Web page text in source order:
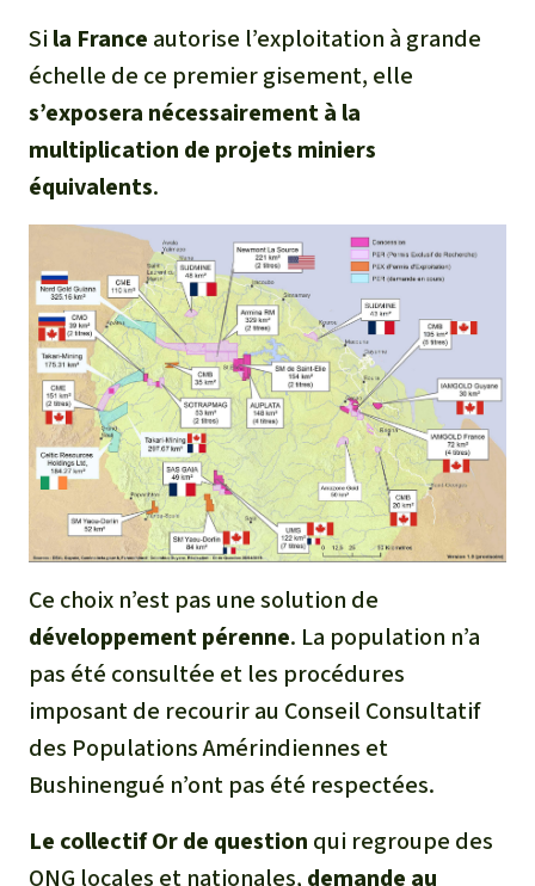
Si la France autorise l’exploitation à grande
échelle de ce premier gisement, elle
s’exposera nécessairement à la
multiplication de projets miniers
équivalents.
Ce choix n’est pas une solution de
développement pérenne. La population n’a
pas été consultée et les procédures
imposant de recourir au Conseil Consultatif
des Populations Amérindiennes et
Bushinengué n’ont pas été respectées.
Le collectifOr de question qui regroupe des
ONG locales et nationales, demande au